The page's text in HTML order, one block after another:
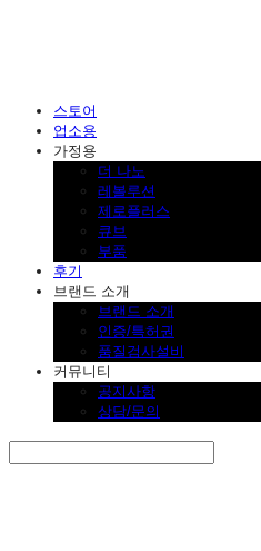
스토어
업소용
가정용
더 나노
레볼루션
제로플러스
큐브
부품
후기
브랜드 소개
브랜드 소개
인증/특허권
품질검사설비
커뮤니티
공지사항
상담/문의